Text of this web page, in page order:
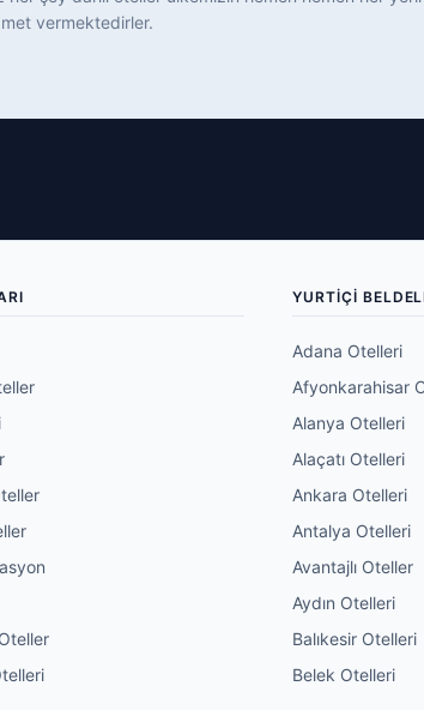
vermektedirler.
YURTIÇI
Adana Otelleri
Afyonkarahisar
Alanya Otelleri
Alaçatı Otelleri
Ankara Otelleri
Antalya Otelleri
Avantajlı Oteller
Aydın Otelleri
Balıkesir Otelleri
Belek Otelleri